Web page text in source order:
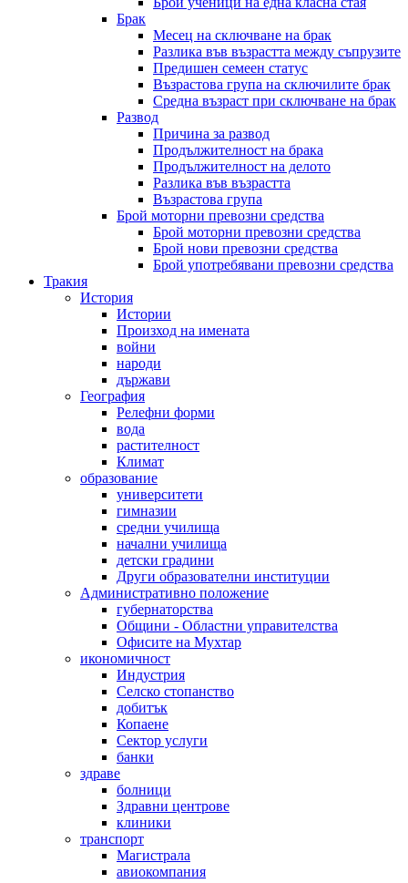
Брак
Месец на сключване на брак
Разлика във възрастта между съпрузите
Предишен семеен статус
Възрастова група на сключилите брак
Средна възраст при сключване на брак
Развод
Причина за развод
Продължителност на брака
Продължителност на делото
Разлика във възрастта
Възрастова група
Брой моторни превозни средства
Брой моторни превозни средства
Брой нови превозни средства
Брой употребявани превозни средства
Тракия
История
Истории
Произход на имената
войни
народи
държави
География
Релефни форми
вода
растителност
Климат
образование
университети
гимназии
средни училища
начални училища
детски градини
Други образователни институции
Административно положение
губернаторства
Общини - Областни управителства
Офисите на Мухтар
икономичност
Индустрия
Селско стопанство
добитък
Копаене
Сектор услуги
банки
здраве
болници
Здравни центрове
клиники
транспорт
Магистрала
авиокомпания